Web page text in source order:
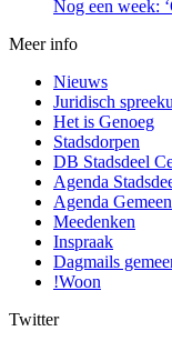
Nog een week:
Meer info
Nieuws
Juridisch
Het is Genoeg
Stadsdorpen
DB Stadsdeel
Agenda
Agenda
Meedenken
Inspraak
Dagmails
!Woon
Twitter